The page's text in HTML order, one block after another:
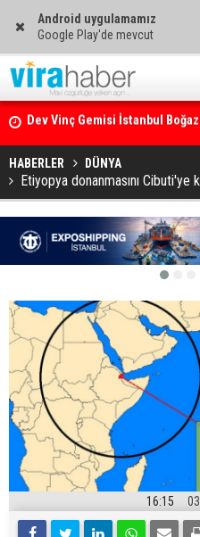
Android uygulamamız
Google Play'de mevcut
Ege Denizi’nin En Büyük
HABERLER DÜNYA
Etiyopya donanmasını Cibuti'ye
16:15